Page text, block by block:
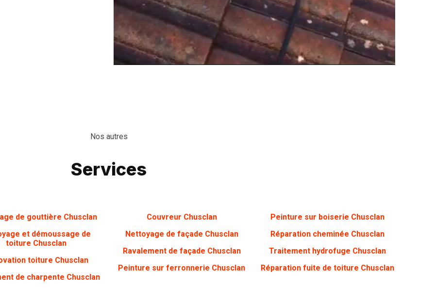
Nos autres
Services
de gouttière Chusclan
et démoussage de
toiture Chusclan
toiture Chusclan
de charpente Chusclan
Couvreur Chusclan
Nettoyage de façade Chusclan
Ravalement de façade Chusclan
Peinture sur ferronnerie Chusclan
Peinture sur boiserie Chusclan
Réparation cheminée Chusclan
Traitement hydrofuge Chusclan
Réparation fuite de toiture Chusclan